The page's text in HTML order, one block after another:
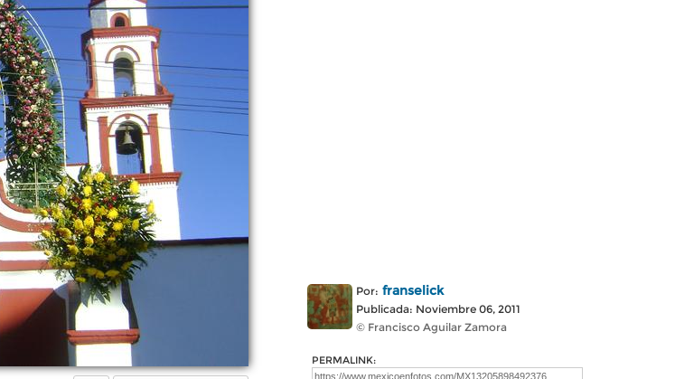
Por: franselick
Publicada: Noviembre 06, 2011
© Francisco Aguilar Zamora
PERMALINK: